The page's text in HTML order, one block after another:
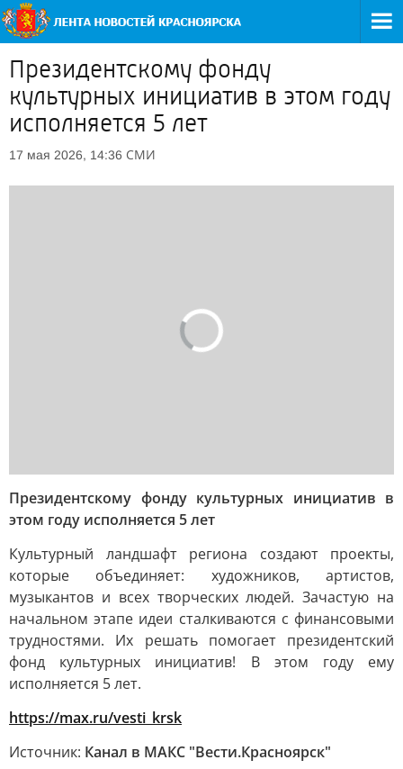
Президентскому фонду
культурных инициатив в этом году
исполняется 5 лет
17 мая 2026, 14:36 СМИ
Президентскому фонду культурных инициатив в
этом году исполняется 5 лет
Культурный ландшафт региона создают проекты,
которые объединяет: художников, артистов,
музыкантов и всех творческих людей. Зачастую на
начальном этапе идеи сталкиваются с финансовыми
трудностями. Их решать помогает президентский
фонд культурных инициатив! В этом году ему
исполняется 5 лет.
https://max.ru/vesti_krsk
Источник: Канал в МАКС "Вести.Красноярск"